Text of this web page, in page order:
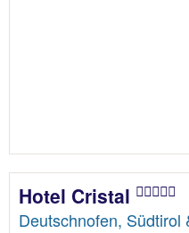
Hotel Cristal
Deutschnofen, Südtirol